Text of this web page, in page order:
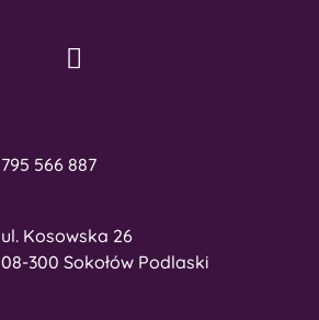
795 566 887
ul. Kosowska 26
08-300 Sokołów Podlaski